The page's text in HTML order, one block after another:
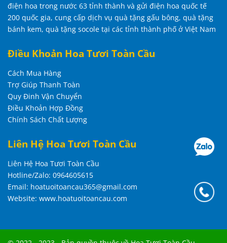
điện hoa trong nước 63 tỉnh thành và gửi điện hoa quốc tế
200 quốc gia, cung cấp dịch vụ quà tặng gấu bông, quà tặng
bánh kem, quà tặng socole tại các tỉnh thành phố ở Việt Nam
Điều Khoản Hoa Tươi Toàn Cầu
Cách Mua Hàng
Trợ Giúp Thanh Toàn
Quy Đinh Vận Chuyển
Điều Khoản Hợp Đồng
Chính Sách Chất Lượng
Liên Hệ Hoa Tươi Toàn Cầu
Liên Hệ Hoa Tươi Toàn Cầu
Hotline/Zalo: 0964605615
Email: hoatuoitoancau365@gmail.com
Website: www.hoatuoitoancau.com